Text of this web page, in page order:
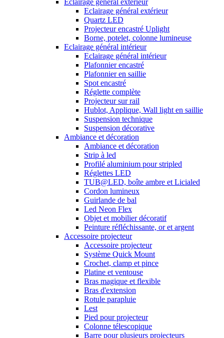
Eclairage général extérieur
Eclairage général extérieur
Quartz LED
Projecteur encastré Uplight
Borne, potelet, colonne lumineuse
Eclairage général intérieur
Eclairage général intérieur
Plafonnier encastré
Plafonnier en saillie
Spot encastré
Réglette complète
Projecteur sur rail
Hublot, Applique, Wall light en saillie
Suspension technique
Suspension décorative
Ambiance et décoration
Ambiance et décoration
Strip à led
Profilé aluminium pour stripled
Réglettes LED
TUB@LED, boîte ambre et Licialed
Cordon lumineux
Guirlande de bal
Led Neon Flex
Objet et mobilier décoratif
Peinture réfléchissante, or et argent
Accessoire projecteur
Accessoire projecteur
Système Quick Mount
Crochet, clamp et pince
Platine et ventouse
Bras magique et flexible
Bras d'extension
Rotule parapluie
Lest
Pied pour projecteur
Colonne télescopique
Barre pour plusieurs projecteurs